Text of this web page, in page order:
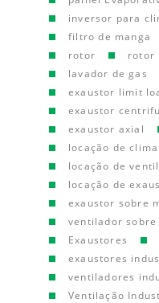
inversor para
filtro de manga
rotor
rotor
lavador de gas
exaustor limit
exaustor
exaustor axial
locação de
locação de
locação de
exaustor sobre
ventilador sobre
Exaustores
exaustores
ventiladores
Ventilação